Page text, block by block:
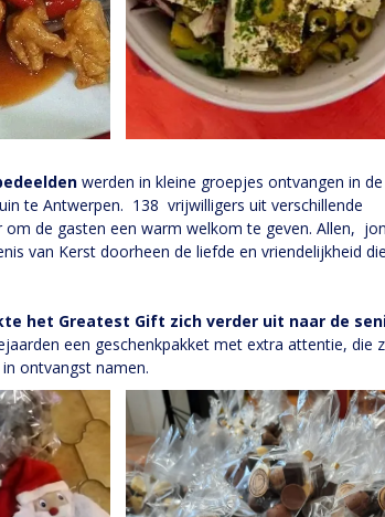
werden in kleine groepjes ontvangen in
te Antwerpen. 138 vrijwilligers uit verschillende
om de gasten een warm welkom te geven. Allen,
van Kerst doorheen de liefde en vriendelijkheid
het Greatest Gift zich verder uit naar de
een geschenkpakket met extra attentie, die
ontvangst namen.